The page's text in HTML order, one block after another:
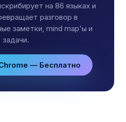
на 86 языках и
разговор в
заметки, mind map'ы и
задачи.
— Бесплатно